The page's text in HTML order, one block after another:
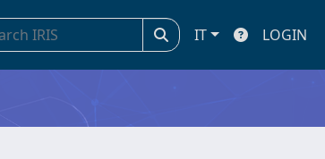
IT LOGIN